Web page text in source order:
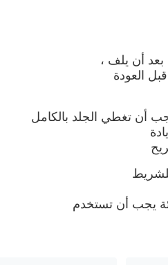
العودة
يجب أن تستخدم